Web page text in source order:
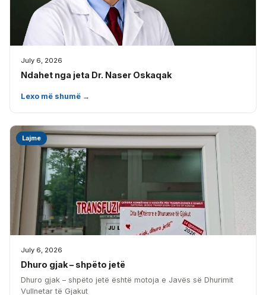
July 6, 2026
Ndahet nga jeta Dr. Naser Oskaqak
Lexo më shumë →
Lajme
July 6, 2026
Dhuro gjak – shpëto jetë
Dhuro gjak – shpëto jetë është motoja e Javës së Dhurimit
Vullnetar të Gjakut